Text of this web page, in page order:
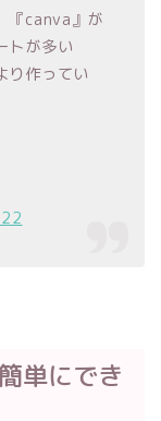
『canva』が
トが多い
り作ってい
単にでき